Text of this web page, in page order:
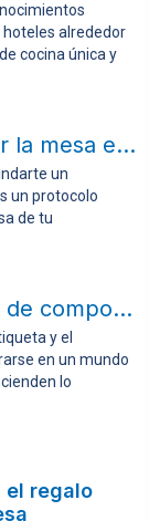
alrededor
cocina única y
Protocolo para servir la mesa en tu restaurante
un
un protocolo
de tu
Etiqueta y protocolo de comportamientos en la mesa
y el
en un mundo
lo
el regalo